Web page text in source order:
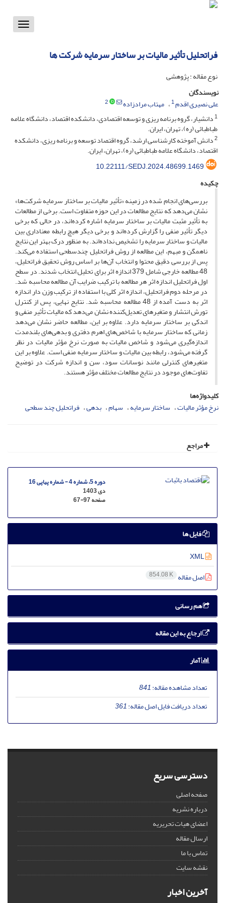
Toggle
فراتحلیل تأثیر مالیات بر ساختار سرمایه شرکت ها
نوع مقاله : پژوهشی
نویسندگان
علی نصیری اقدم1 مهتاب مرادزاده
2
1دانشیار، گروه برنامه ریزی و توسعه اقتصادی، دانشکده اقتصاد، دانشگاه علامه
طباطبائی (ره)، تهران، ایران.
2دانش آموخته کارشناسی ارشد، گروه اقتصاد توسعه و برنامه ریزی، دانشکده
اقتصاد، دانشگاه علامه طباطبائی (ره)، تهران، ایران.
10.22111/SEDJ.2024.48699.1469
چکیده
بررسی‌های انجام شده در زمینه «تأثیر مالیات بر ساختار سرمایه شرکت‌ها»
نشان می‌دهد که نتایج مطالعات در این حوزه متفاوت است. برخی از مطالعات
به تأثیر مثبت مالیات بر ساختار سرمایه اشاره کرده‌اند، در حالی که برخی
دیگر تأثیر منفی را گزارش کرده‌اند و برخی دیگر هیچ رابطه معناداری بین
مالیات و ساختار سرمایه را تشخیص نداده‌اند. به منظور درک بهتر این نتایج
ناهمگن و مبهم، این مطالعه از روش فراتحلیل چندسطحی استفاده می‌کند.
پس از بررسی دقیق محتوا و انتخاب آن‌ها بر اساس روش تحقیق فراتحلیل،
48 مطالعه خارجی شامل 379 اندازه اثر برای تحلیل انتخاب شدند. در سطح
اول فراتحلیل اندازه اثر هر مطالعه با ترکیب ضرایب آن مطالعه محاسبه شد.
در مرحله دوم فراتحلیل، اندازه اثر کلی با استفاده از ترکیب وزن دار اندازه
اثر به دست آمده از 48 مطالعه محاسبه شد. نتایج نهایی، پس از کنترل
تورش انتشار و متغیرهای تعدیل‌کننده نشان می‌دهد که مالیات تأثیر منفی و
اندکی بر ساختار سرمایه دارد. علاوه بر این، مطالعه حاضر نشان می‌دهد
زمانی که ساختار سرمایه با شاخص‌های اهرم دفتری و بدهی‌های بلندمدت
اندازه‌گیری می‌شود و شاخص مالیات به صورت نرخ مؤثر مالیات در نظر
گرفته می‌شود، رابطه بین مالیات و ساختار سرمایه منفی است. علاوه بر این
متغیرهای کنترلی مانند نوسانات سود، سن و اندازه شرکت در توضیح
تفاوت‌های موجود در نتایج مطالعات مختلف مؤثر هستند.
کلیدواژه‌ها
نرخ مؤثر مالیات ساختار سرمایه سهام بدهی فراتحلیل چند سطحی
مراجع
دوره 5، شماره 4 - شماره پیاپی 16
دی 1403
صفحه67-97
فایل ها
اصل مقاله 854.08 K
هم رسانی
ارجاع به این مقاله
آمار
تعداد مشاهده مقاله:841
تعداد دریافت فایل اصل مقاله:361
دسترسی سریع
صفحه اصلی
درباره نشریه
اعضای هیات تحریریه
ارسال مقاله
تماس با ما
نقشه سایت
آخرین اخبار